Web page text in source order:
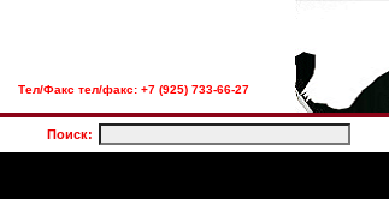
Тел/Факс тел/факс: +7 (925) 733-66-27
Поиск: